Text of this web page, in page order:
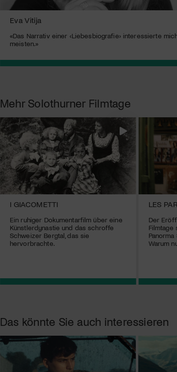
Eva Vitija
«Das Narrativ einer ‹Liebesbiografie› interessierte
meisten.»
Mehr Solothurner Filmtage
I GIACOMETTI
Ein ruhiger Dokumentarfilm über eine
Künstlerdynastie und das schroffe
Schweizer Bergtal, das sie
hervorbrachte.
LES
Der
Warum
Das könnte Sie auch interessieren